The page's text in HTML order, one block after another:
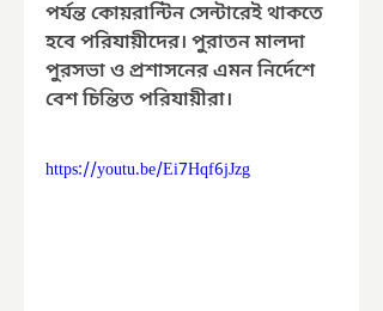
পর্যন্ত কোয়রান্টিন সেন্টারেই থাকতে
হবে পরিযায়ীদের। পুরাতন মালদা
পুরসভা ও প্রশাসনের এমন নির্দেশে
বেশ চিন্তিত পরিযায়ীরা।
https://youtu.be/Ei7Hqf6jJzg